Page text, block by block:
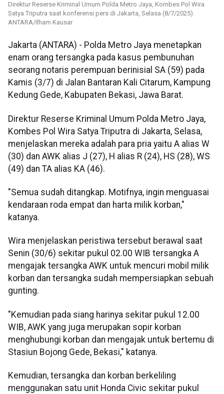
Direktur Reserse Kriminal Umum Polda Metro Jaya, Kombes Pol Wira
Satya Triputra saat konferensi pers di Jakarta, Selasa (8/7/2025).
ANTARA/Ilham Kausar
Jakarta (ANTARA) - Polda Metro Jaya menetapkan
enam orang tersangka pada kasus pembunuhan
seorang notaris perempuan berinisial SA (59) pada
Kamis (3/7) di Jalan Bantaran Kali Citarum, Kampung
Kedung Gede, Kabupaten Bekasi, Jawa Barat.
Direktur Reserse Kriminal Umum Polda Metro Jaya,
Kombes Pol Wira Satya Triputra di Jakarta, Selasa,
menjelaskan mereka adalah para pria yaitu A alias W
(30) dan AWK alias J (27), H alias R (24), HS (28), WS
(49) dan TA alias KA (46).
"Semua sudah ditangkap. Motifnya, ingin menguasai
kendaraan roda empat dan harta milik korban,"
katanya.
Wira menjelaskan peristiwa tersebut berawal saat
Senin (30/6) sekitar pukul 02.00 WIB tersangka A
mengajak tersangka AWK untuk mencuri mobil milik
korban dan tersangka sudah mempersiapkan sebuah
gunting.
"Kemudian pada siang harinya sekitar pukul 12.00
WIB, AWK yang juga merupakan sopir korban
menghubungi korban dan mengajak untuk bertemu di
Stasiun Bojong Gede, Bekasi," katanya.
Kemudian, tersangka dan korban berkeliling
menggunakan satu unit Honda Civic sekitar pukul